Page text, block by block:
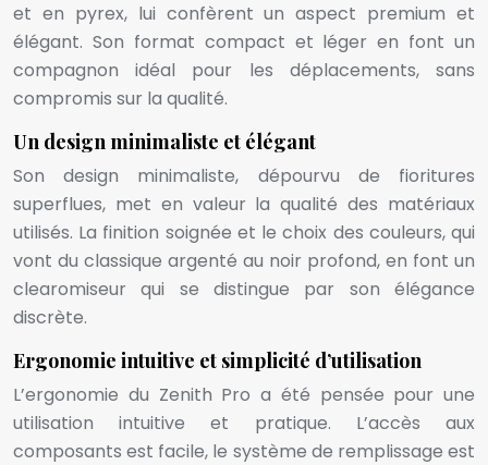
et en pyrex, lui confèrent un aspect premium et
élégant. Son format compact et léger en font un
compagnon idéal pour les déplacements, sans
compromis sur la qualité.
Un design minimaliste et élégant
Son design minimaliste, dépourvu de fioritures
superflues, met en valeur la qualité des matériaux
utilisés. La finition soignée et le choix des couleurs, qui
vont du classique argenté au noir profond, en font un
clearomiseur qui se distingue par son élégance
discrète.
Ergonomie intuitive et simplicité d’utilisation
L’ergonomie du Zenith Pro a été pensée pour une
utilisation intuitive et pratique. L’accès aux
composants est facile, le système de remplissage est